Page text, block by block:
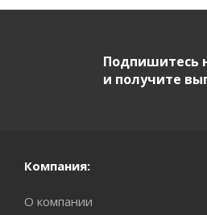
Подпишитесь
и получите
Компания:
О компании